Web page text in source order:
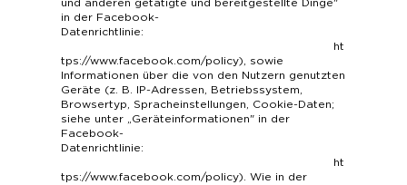
in der Facebook-
Datenrichtlinie:
ht
tps://www.facebook.com/policy), sowie
Informationen über die von den Nutzern genutzten
Geräte (z. B. IP-Adressen, Betriebssystem,
Browsertyp, Spracheinstellungen, Cookie-Daten;
siehe unter „Geräteinformationen" in der
Facebook-
Datenrichtlinie:
ht
tps://www.facebook.com/policy). Wie in der